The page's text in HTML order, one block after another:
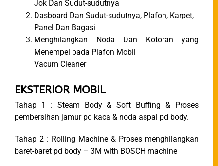
Jok Dan Sudut-sudutnya
Dasboard Dan Sudut-sudutnya, Plafon, Karpet,
Panel Dan Bagasi
Menghilangkan Noda Dan Kotoran yang
Menempel pada Plafon Mobil
Vacum Cleaner
EKSTERIOR MOBIL
Tahap 1 : Steam Body & Soft Buffing & Proses
pembersihan jamur pd kaca & noda aspal pd body.
Tahap 2 : Rolling Machine & Proses menghilangkan
baret-baret pd body – 3M with BOSCH machine